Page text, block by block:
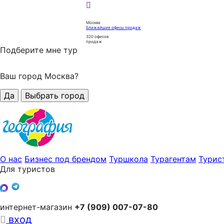
Москва
Ближайшие офисы продаж
320 офисов
продаж
Подберите мне тур
Ваш город Москва?
Да
Выбрать город
О нас Бизнес под брендом Туршкола Турагентам
Для туристов
интернет-магазин +7 (909) 007-07-80
вход